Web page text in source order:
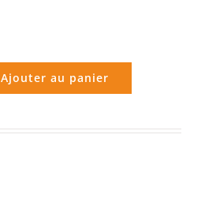
Ajouter au panier